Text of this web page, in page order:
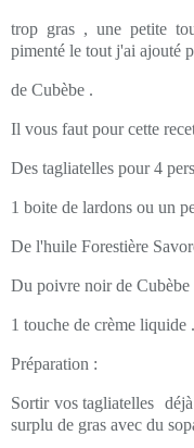
trop gras , une petite
pimenté le tout j'ai ajouté
de Cubèbe .
Il vous faut pour cette
Des tagliatelles pour 4
1 boite de lardons ou un
De l'huile Forestière
Du poivre noir de Cubèbe
1 touche de crème liquide .
Préparation :
Sortir vos tagliatelles
surplu de gras avec du